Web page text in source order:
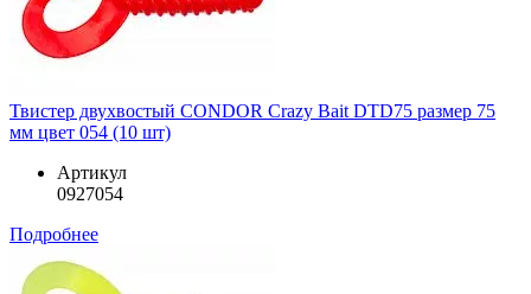
Твистер двухвостый CONDOR Crazy Bait DTD75 размер 75
мм цвет 054 (10 шт)
Артикул
0927054
Подробнее